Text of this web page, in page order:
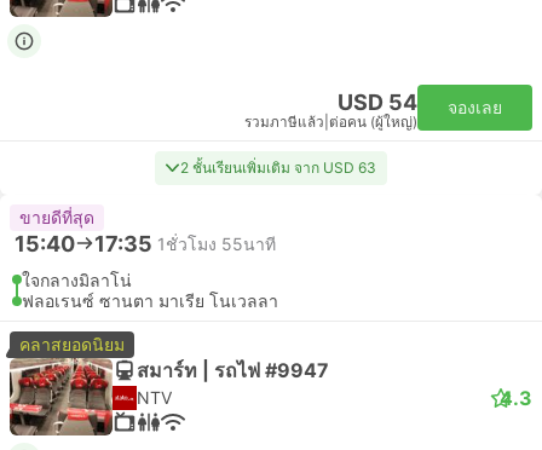
USD 54
รวมภาษีแล้ว ต่อคน (ผู้ใหญ่)
จองเลย
2 ชั้นเรียนเพิ่มเติม จาก USD 63
ขายดีที่สุด
15:40 17:35 1ชั่วโมง 55นาที
ใจกลางมิลาโน่
ฟลอเรนซ์ ซานตา มาเรีย โนเวลลา
คลาสยอดนิยม
สมาร์ท | รถไฟ #9947
NTV 4.3